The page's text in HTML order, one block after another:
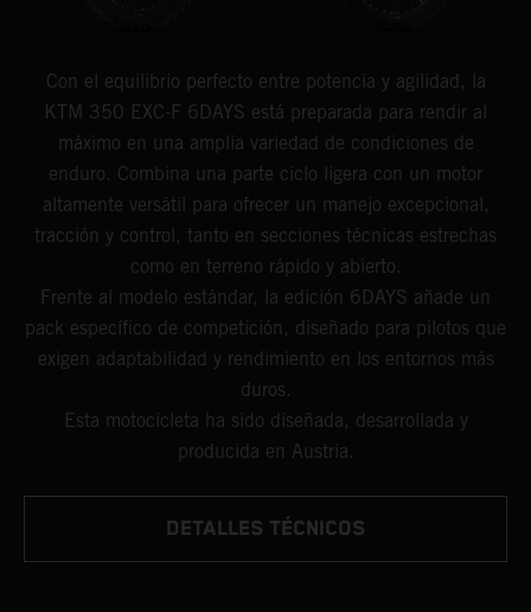
Con el equilibrio perfecto entre potencia y agilidad, la
KTM 350 EXC-F 6DAYS está preparada para rendir al
máximo en una amplia variedad de condiciones de
enduro. Combina una parte ciclo ligera con un motor
altamente versátil para ofrecer un manejo excepcional,
tracción y control, tanto en secciones técnicas estrechas
como en terreno rápido y abierto.
Frente al modelo estándar, la edición 6DAYS añade un
pack específico de competición, diseñado para pilotos que
exigen adaptabilidad y rendimiento en los entornos más
duros.
Esta motocicleta ha sido diseñada, desarrollada y
producida en Austria.
DETALLES TÉCNICOS